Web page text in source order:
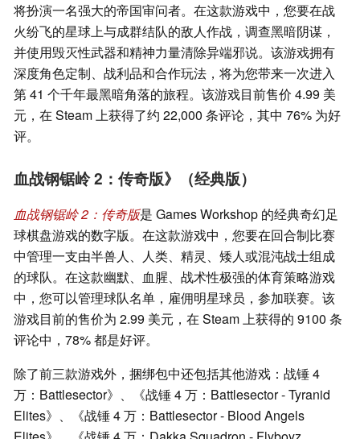
将扮演一名强大的帝国审问者。在这款游戏中，您要在战
火纷飞的星球上与成群结队的敌人作战，调查黑暗阴谋，
并使用毁灭性武器和精神力量清除异端邪说。该游戏拥有
深度角色定制、战利品和合作玩法，将为您带来一次进入
第 41 个千年最黑暗角落的旅程。该游戏目前售价 4.99 美
元，在 Steam 上获得了约 22,000 条评论，其中 76% 为好
评。
血战钢锯岭 2：传奇版》（经典版）
血战钢锯岭 2：传奇版是 Games Workshop 的经典奇幻足
球棋盘游戏的数字版。在这款游戏中，您要在回合制比赛
中管理一支由半兽人、人类、精灵、矮人或混沌战士组成
的球队。在这款幽默、血腥、战术性极强的体育策略游戏
中，您可以管理球队名单，雇佣明星球员，参加联赛。该
游戏目前的售价为 2.99 美元，在 Steam 上获得的 9100 条
评论中，78% 都是好评。
除了前三款游戏外，捆绑包中还包括其他游戏：战锤 4
万：Battlesector》、《战锤 4 万：Battlesector - Tyranid
Elites》、《战锤 4 万：Battlesector - Blood Angels